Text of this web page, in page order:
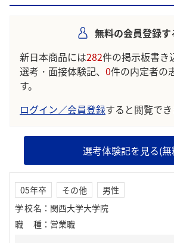
無料の会員登録す
新日本商品には282件の掲示板書き
選考・面接体験記、 0件の内定者の
す。
ログイン／会員登録すると閲覧でき
選考体験記を見る(無
05年卒 その他
男性
学校名 ： 関西大学大学院
職種 ： 営業職